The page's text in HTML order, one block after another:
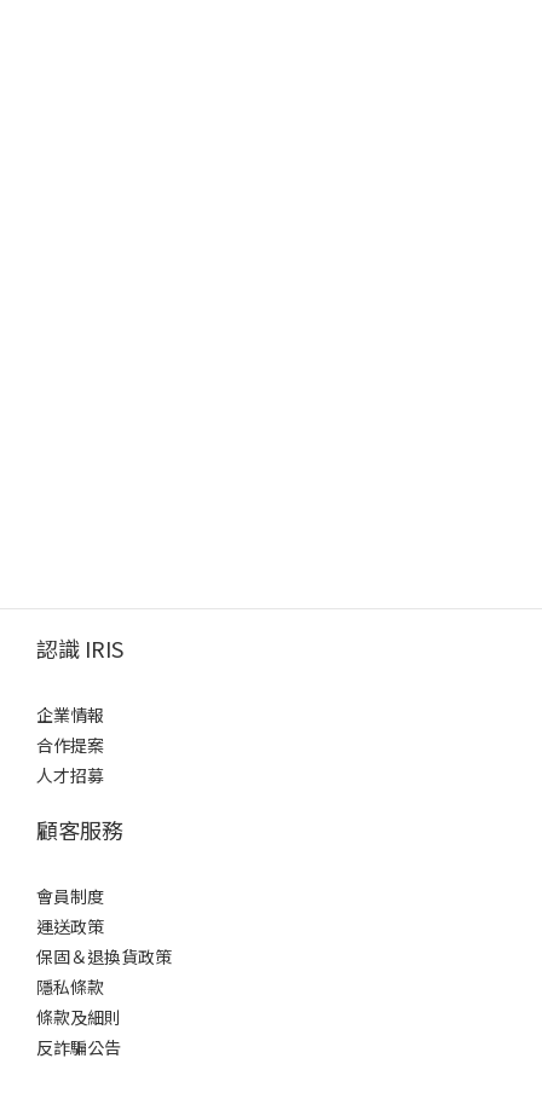
認識 IRIS
企業情報
合作提案
人才招募
顧客服務
會員制度
運送政策
保固＆退換貨政策
隱私條款
條款及細則
反詐騙公告